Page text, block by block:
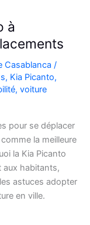
à
Casablanca /
, Kia Picanto,
, voiture
pour se déplacer
la meilleure
la Kia Picanto
aux habitants,
astuces adopter
en ville.